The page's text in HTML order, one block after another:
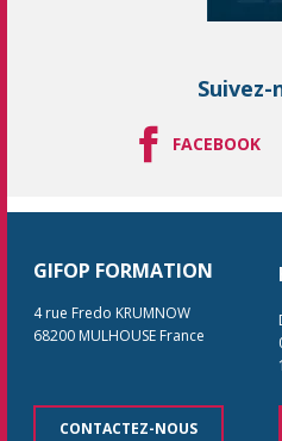
Suivez-
FACEBOOK
GIFOP FORMATION
4 rue Fredo KRUMNOW
68200 MULHOUSE France
CONTACTEZ-NOUS